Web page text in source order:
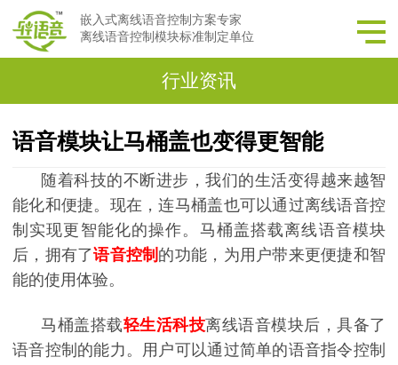
嵌入式离线语音控制方案专家
离线语音控制模块标准制定单位
行业资讯
语音模块让马桶盖也变得更智能
随着科技的不断进步，我们的生活变得越来越智
能化和便捷。现在，连马桶盖也可以通过离线语音控
制实现更智能化的操作。马桶盖搭载离线语音模块
后，拥有了语音控制 的功能，为用户带来更便捷和智
能的使用体验。
马桶盖搭载轻生活科技离线语音模块后，具备了
语音控制的能力。用户可以通过简单的语音指令控制